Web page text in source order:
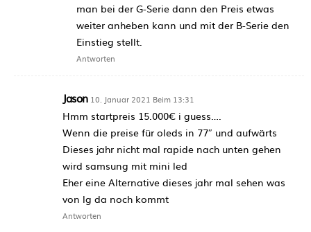
man bei der G-Serie dann den Preis etwas
weiter anheben kann und mit der B-Serie den
Einstieg stellt.
Antworten
Jason 10. Januar 2021 Beim 13:31
Hmm startpreis 15.000€ i guess….
Wenn die preise für oleds in 77″ und aufwärts
Dieses jahr nicht mal rapide nach unten gehen
wird samsung mit mini led
Eher eine Alternative dieses jahr mal sehen was
von lg da noch kommt
Antworten